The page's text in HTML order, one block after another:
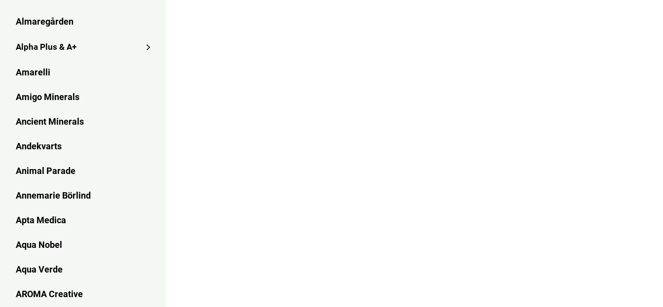
Almaregården
Alpha Plus & A+
Amarelli
Amigo Minerals
Ancient Minerals
Andekvarts
Animal Parade
Annemarie Börlind
Apta Medica
Aqua Nobel
Aqua Verde
AROMA Creative